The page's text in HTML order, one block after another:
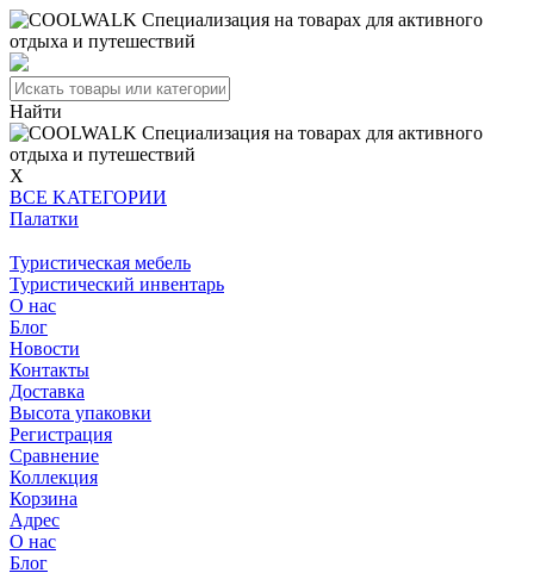
Найти
X
BCE KATEГОPИИ
Палатки
Туристическая мебель
Туристический инвентарь
О нас
Блог
Новости
Контакты
Доставка
Высота упаковки
Регистрация
Сравнение
Коллекция
Корзина
Адрес
О нас
Блог